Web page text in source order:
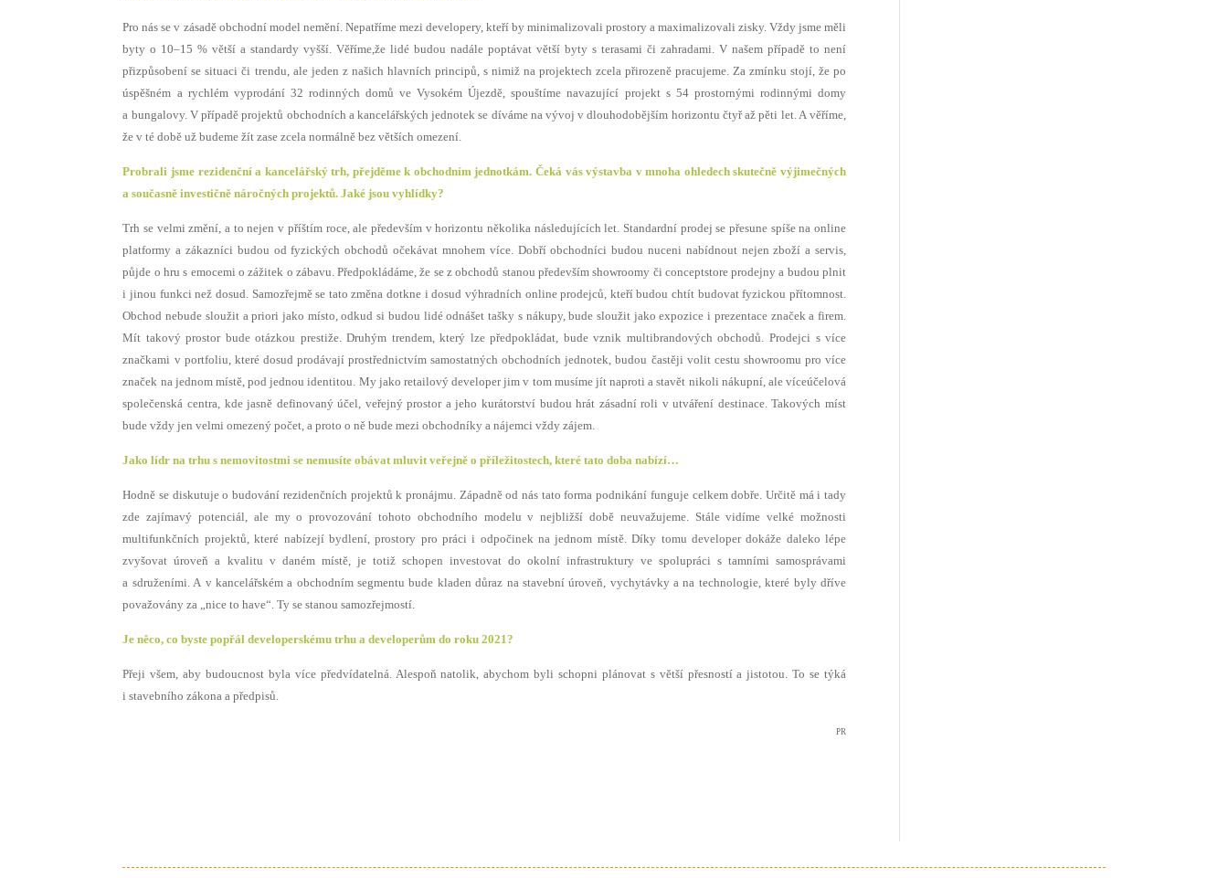
Pro nás se v zásadě obchodní model nemění. Nepatříme mezi developery, kteří by minimalizovali prostory a maximalizovali zisky. Vždy jsme měli
byty o 10–15 % větší a standardy vyšší. Věříme,že lidé budou nadále poptávat větší byty s terasami či zahradami. V našem případě to není
přizpůsobení se situaci či trendu, ale jeden z našich hlavních principů, s nimiž na projektech zcela přirozeně pracujeme. Za zmínku stojí, že po
úspěšném a rychlém vyprodání 32 rodinných domů ve Vysokém Újezdě, spouštíme navazující projekt s 54 prostornými rodinnými domy
a bungalovy. V případě projektů obchodních a kancelářských jednotek se díváme na vývoj v dlouhodobějším horizontu čtyř až pěti let. A věříme,
že v té době už budeme žít zase zcela normálně bez větších omezení.
Probrali jsme rezidenční a kancelářský trh, přejděme k obchodním jednotkám. Čeká vás výstavba v mnoha ohledech skutečně výjimečných
a současně investičně náročných projektů. Jaké jsou vyhlídky?
Trh se velmi změní, a to nejen v příštím roce, ale především v horizontu několika následujících let. Standardní prodej se přesune spíše na online
platformy a zákazníci budou od fyzických obchodů očekávat mnohem více. Dobří obchodníci budou nuceni nabídnout nejen zboží a servis,
půjde o hru s emocemi o zážitek o zábavu. Předpokládáme, že se z obchodů stanou především showroomy či conceptstore prodejny a budou plnit
i jinou funkci než dosud. Samozřejmě se tato změna dotkne i dosud výhradních online prodejců, kteří budou chtít budovat fyzickou přítomnost.
Obchod nebude sloužit a priori jako místo, odkud si budou lidé odnášet tašky s nákupy, bude sloužit jako expozice i prezentace značek a firem.
Mít takový prostor bude otázkou prestiže. Druhým trendem, který lze předpokládat, bude vznik multibrandových obchodů. Prodejci s více
značkami v portfoliu, které dosud prodávají prostřednictvím samostatných obchodních jednotek, budou častěji volit cestu showroomu pro více
značek na jednom místě, pod jednou identitou. My jako retailový developer jim v tom musíme jít naproti a stavět nikoli nákupní, ale víceúčelová
společenská centra, kde jasně definovaný účel, veřejný prostor a jeho kurátorství budou hrát zásadní roli v utváření destinace. Takových míst
bude vždy jen velmi omezený počet, a proto o ně bude mezi obchodníky a nájemci vždy zájem.
Jako lídr na trhu s nemovitostmi se nemusíte obávat mluvit veřejně o příležitostech, které tato doba nabízí…
Hodně se diskutuje o budování rezidenčních projektů k pronájmu. Západně od nás tato forma podnikání funguje celkem dobře. Určitě má i tady
zde zajímavý potenciál, ale my o provozování tohoto obchodního modelu v nejbližší době neuvažujeme. Stále vidíme velké možnosti
multifunkčních projektů, které nabízejí bydlení, prostory pro práci i odpočinek na jednom místě. Díky tomu developer dokáže daleko lépe
zvyšovat úroveň a kvalitu v daném místě, je totiž schopen investovat do okolní infrastruktury ve spolupráci s tamními samosprávami
a sdruženími. A v kancelářském a obchodním segmentu bude kladen důraz na stavební úroveň, vychytávky a na technologie, které byly dříve
považovány za „nice to have“. Ty se stanou samozřejmostí.
Je něco, co byste popřál developerskému trhu a developerům do roku 2021?
Přeji všem, aby budoucnost byla více předvídatelná. Alespoň natolik, abychom byli schopni plánovat s větší přesností a jistotou. To se týká
i stavebního zákona a předpisů.
PR